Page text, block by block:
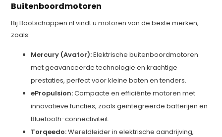
Buitenboordmotoren
Bij Bootschappen.nl vindt u motoren van de beste merken,
zoals:
Mercury (Avator):Elektrische buitenboordmotoren
met geavanceerde technologie en krachtige
prestaties, perfect voor kleine boten en tenders.
ePropulsion:Compacte en efficiënte motoren met
innovatieve functies, zoals geïntegreerde batterijen en
Bluetooth-connectiviteit.
Torqeedo:Wereldleider in elektrische aandrijving,